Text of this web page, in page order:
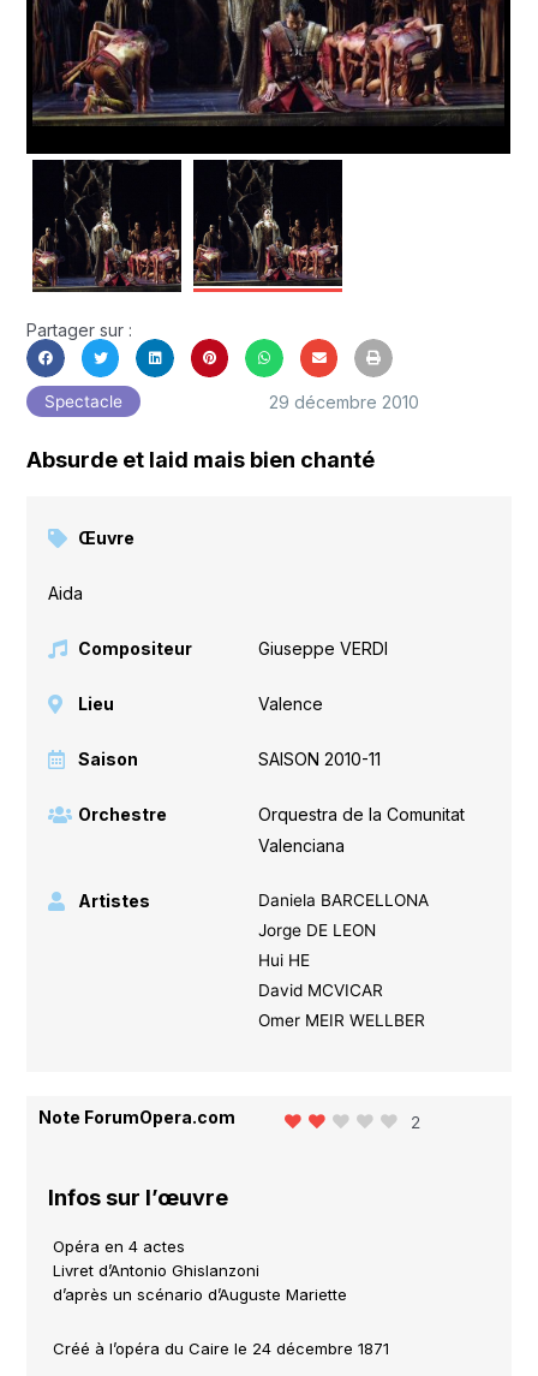
Partager sur :
Spectacle 29 décembre 2010
Absurde et laid mais bien chanté
Œuvre
Aida
Compositeur Giuseppe VERDI
Lieu Valence
Saison SAISON 2010-11
Orchestre
Orquestra de la Comunitat
Valenciana
Artistes
Daniela BARCELLONA
Jorge DE LEON
Hui HE
David MCVICAR
Omer MEIR WELLBER
Note ForumOpera.com 2
Infos sur l’œuvre
Opéra en 4 actes
Livret d’Antonio Ghislanzoni
d’après un scénario d’Auguste Mariette
Créé à l’opéra du Caire le 24 décembre 1871